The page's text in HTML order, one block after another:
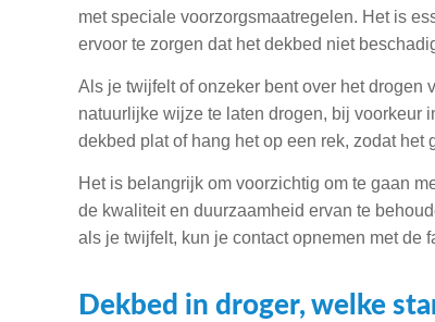
met speciale voorzorgsmaatregelen. Het is
ervoor te zorgen dat het dekbed niet
Als je twijfelt of onzeker bent over het drogen
natuurlijke wijze te laten drogen, bij voorkeur
dekbed plat of hang het op een rek, zodat het
Het is belangrijk om voorzichtig om te gaan
de kwaliteit en duurzaamheid ervan te
als je twijfelt, kun je contact opnemen met de
Dekbed in droger, welke